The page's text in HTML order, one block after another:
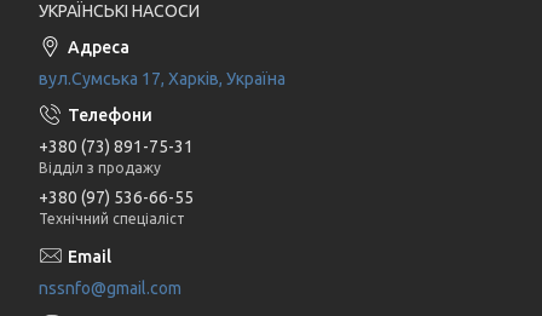
УКРАЇНСЬКІ НАСОСИ
вул.Сумська 17, Харків, Україна
+380 (73) 891-75-31
Відділ з продажу
+380 (97) 536-66-55
Технічний спеціаліст
nssnfo@gmail.com